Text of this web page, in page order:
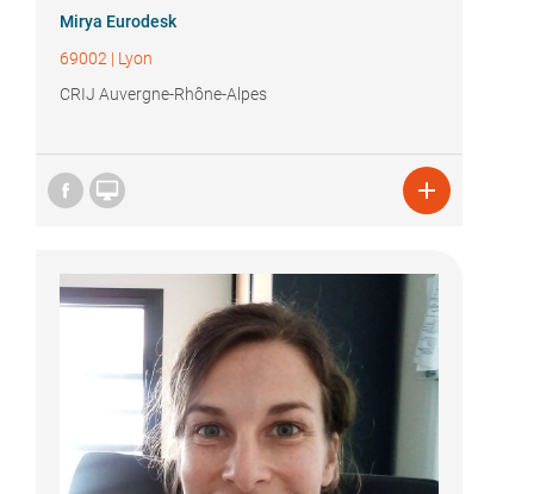
Mirya Eurodesk
69002 | Lyon
CRIJ Auvergne-Rhône-Alpes
 